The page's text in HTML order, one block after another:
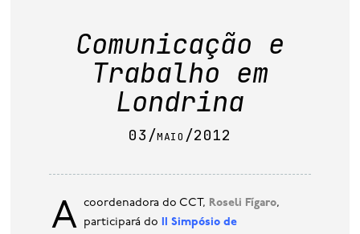
quem somos
artigos em periódicos
anais de eventos
base de dados
Comunicação e
Trabalho em
Londrina
03/maio/2012
A coordenadora do CCT, Roseli Fígaro,
participará do
II Simpósio de